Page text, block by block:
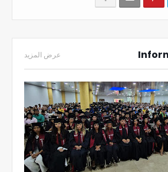
عرض المزيد